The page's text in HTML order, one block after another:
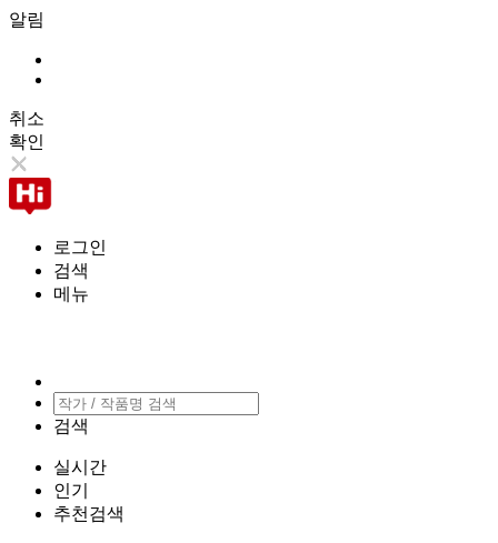
알림
취소
확인
로그인
검색
메뉴
검색
실시간
인기
추천검색